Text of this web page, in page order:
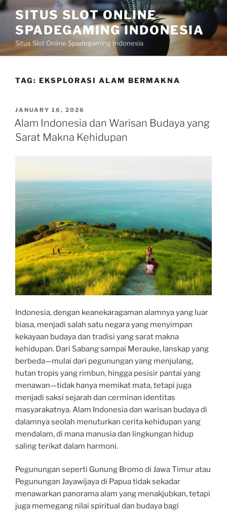
Skip
content
SITUS SLOT ONLINE
SPADEGAMING INDONESIA
Situs Slot Online Spadegaming Indonesia
TAG: EKSPLORASI ALAM BERMAKNA
POSTED
ON
JANUARY 16, 2026
Alam Indonesia dan Warisan Budaya yang
Sarat Makna Kehidupan
Indonesia, dengan keanekaragaman alamnya yang luar
biasa, menjadi salah satu negara yang menyimpan
kekayaan budaya dan tradisi yang sarat makna
kehidupan. Dari Sabang sampai Merauke, lanskap yang
berbeda—mulai dari pegunungan yang menjulang,
hutan tropis yang rimbun, hingga pesisir pantai yang
menawan—tidak hanya memikat mata, tetapi juga
menjadi saksi sejarah dan cerminan identitas
masyarakatnya. Alam Indonesia dan warisan budaya di
dalamnya seolah menuturkan cerita kehidupan yang
mendalam, di mana manusia dan lingkungan hidup
saling terikat dalam harmoni.
Pegunungan seperti Gunung Bromo di Jawa Timur atau
Pegunungan Jayawijaya di Papua tidak sekadar
menawarkan panorama alam yang menakjubkan, tetapi
juga memegang nilai spiritual dan budaya bagi